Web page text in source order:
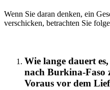
Wenn Sie daran denken, ein
verschicken, betrachten Sie
Wie lange dauert
nach Burkina-Faso
Voraus vor dem